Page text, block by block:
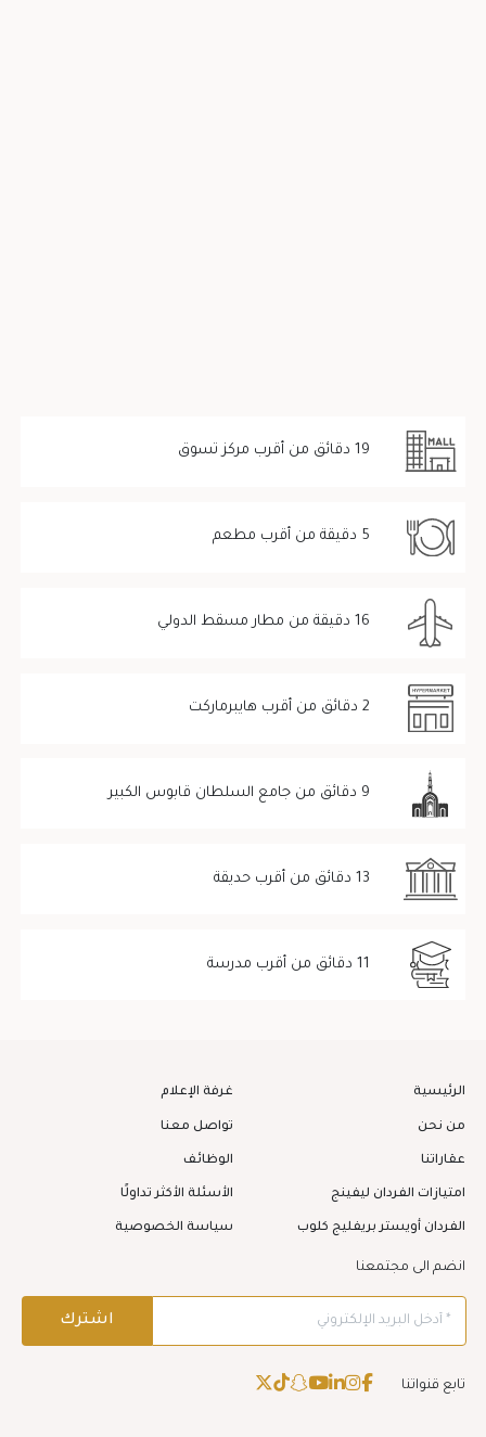
19 دقائق من أقرب مركز تسوق
5 دقيقة من أقرب مطعم
16 دقيقة من مطار مسقط الدولي
2 دقائق من أقرب هايبرماركت
9 دقائق من جامع السلطان قابوس الكبير
13 دقائق من أقرب حديقة
11 دقائق من أقرب مدرسة
الرئيسية
من نحن
عقاراتنا
امتيازات الفردان ليفينج
الفردان أويستر بريفليج كلوب
غرفة الإعلام
تواصل معنا
الوظائف
الأسئلة الأكثر تداولًا
سياسة الخصوصية
انضم الى مجتمعنا
تابع قنواتنا